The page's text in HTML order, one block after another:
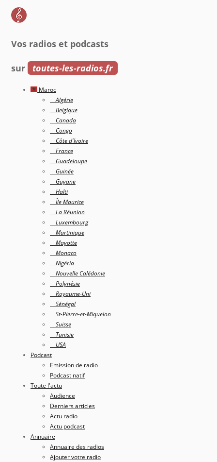
Vos radios et podcasts
sur toutes-les-radios.fr
Maroc
Algérie
Belgique
Canada
Congo
Côte d'Ivoire
France
Guadeloupe
Guinée
Guyane
Haîti
Île Maurice
La Réunion
Luxembourg
Martinique
Mayotte
Monaco
Nigéria
Nouvelle Calédonie
Polynésie
Royaume-Uni
Sénégal
St-Pierre-et-Miquelon
Suisse
Tunisie
USA
Podcast
Emission de radio
Podcast natif
Toute l'actu
Audience
Derniers articles
Actu radio
Actu podcast
Annuaire
Annuaire des radios
Ajouter votre radio